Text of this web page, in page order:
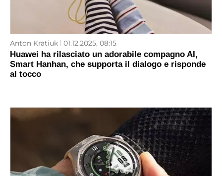
Anton Kratiuk 01.12.2025, 08:15
Huawei ha rilasciato un adorabile compagno AI,
Smart Hanhan, che supporta il dialogo e risponde
al tocco